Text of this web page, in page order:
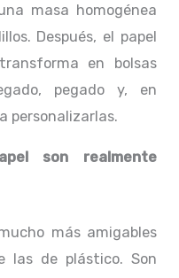
masa homogénea
Después, el papel
en bolsas
pegado y, en
personalizarlas.
son realmente
más amigables
las de plástico. Son